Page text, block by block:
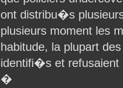
ont distribu�s
plusieurs moment les
habitude, la plupart
identifi�s et refusaient
�